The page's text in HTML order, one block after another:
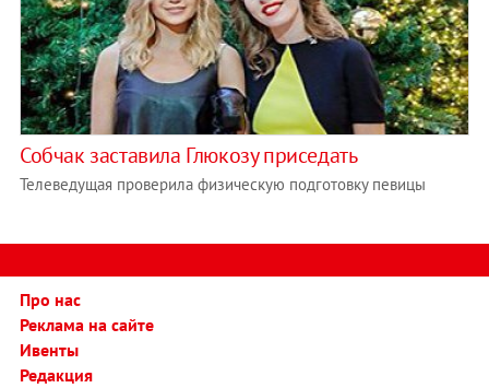
Собчак заставила Глюкoзу приседать
Телеведущая проверила физическую подготовку певицы
Про нас
Реклама на сайте
Ивенты
Редакция